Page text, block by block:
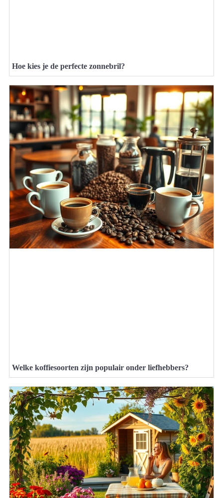
Hoe kies je de perfecte zonnebril?
Welke koffiesoorten zijn populair onder liefhebbers?